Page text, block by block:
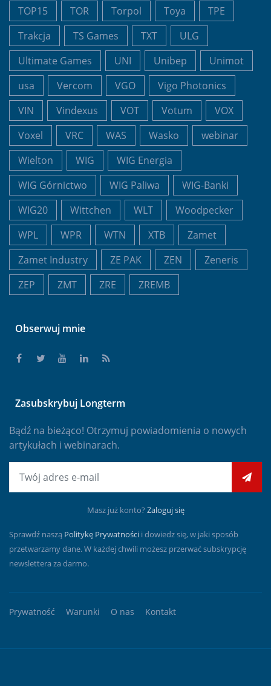
TOP15
TOR Torpol Toya
TPE
Trakcja
TS Games TXT
ULG
Ultimate Games
UNI Unibep
Unimot
usa
Vercom VGO
Vigo Photonics
VIN
Vindexus VOT Votum
VOX
Voxel
VRC WAS Wasko
webinar
Wielton
WIG
WIG Energia
WIG Górnictwo
WIG Paliwa
WIG-Banki
WIG20
Wittchen WLT
Woodpecker
WPL
WPR WTN XTB
Zamet
Zamet Industry
ZE PAK ZEN
Zeneris
ZEP
ZMT ZRE ZREMB
Obserwuj mnie
Zasubskrybuj Longterm
Bądź na bieżąco! Otrzymuj powiadomienia o nowych
artykułach i webinarach.
Masz już konto? Zaloguj się
Sprawdź naszą Politykę Prywatności i dowiedz się, w jaki sposób
przetwarzamy dane. W każdej chwili możesz przerwać subskrypcję
newslettera za darmo.
Prywatność Warunki O nas Kontakt